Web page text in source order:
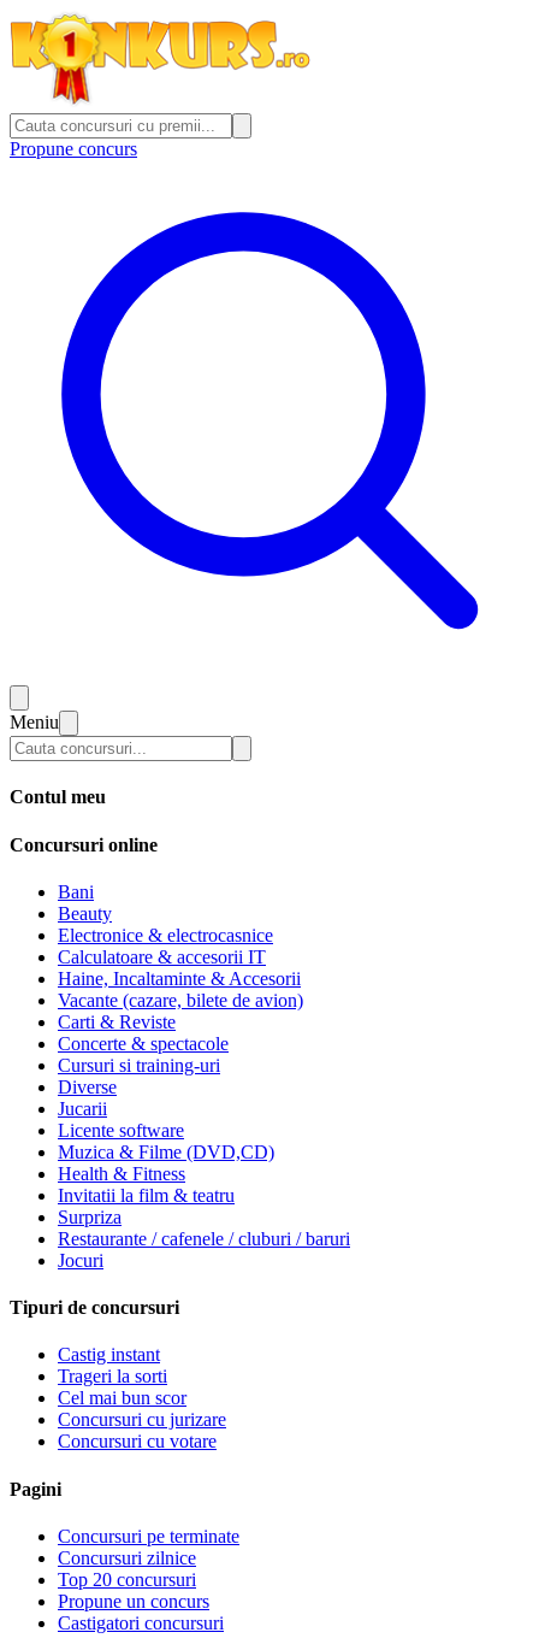
Propune concurs
Meniu
Contul meu
Concursuri online
Bani
Beauty
Electronice & electrocasnice
Calculatoare & accesorii IT
Haine, Incaltaminte & Accesorii
Vacante (cazare, bilete de avion)
Carti & Reviste
Concerte & spectacole
Cursuri si training-uri
Diverse
Jucarii
Licente software
Muzica & Filme (DVD,CD)
Health & Fitness
Invitatii la film & teatru
Surpriza
Restaurante / cafenele / cluburi / baruri
Jocuri
Tipuri de concursuri
Castig instant
Trageri la sorti
Cel mai bun scor
Concursuri cu jurizare
Concursuri cu votare
Pagini
Concursuri pe terminate
Concursuri zilnice
Top 20 concursuri
Propune un concurs
Castigatori concursuri